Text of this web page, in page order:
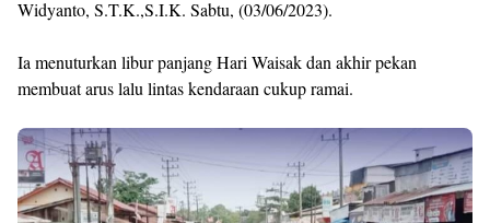
Widyanto, S.T.K.,S.I.K. Sabtu, (03/06/2023).
Ia menuturkan libur panjang Hari Waisak dan akhir pekan
membuat arus lalu lintas kendaraan cukup ramai.